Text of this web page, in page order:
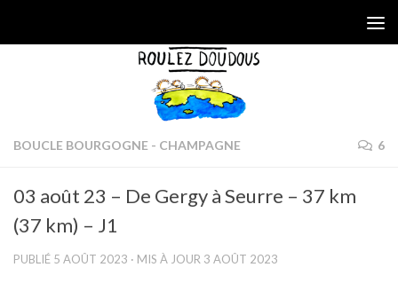
BOUCLE BOURGOGNE - CHAMPAGNE 6
03 août 23 – De Gergy à Seurre – 37 km
(37 km) – J1
PUBLIÉ 5 AOÛT 2023 · MIS À JOUR 3 AOÛT 2023